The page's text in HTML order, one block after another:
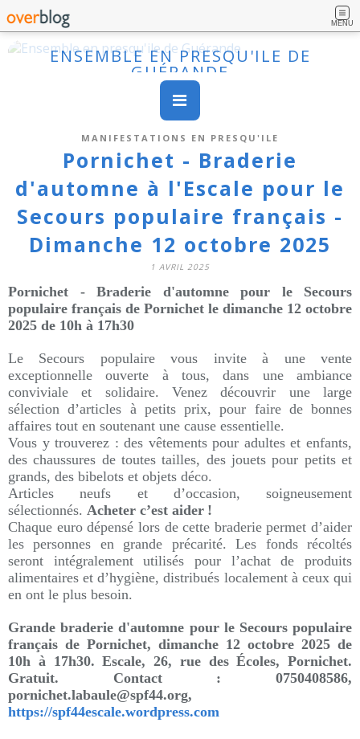
MENU
ENSEMBLE EN PRESQU'ILE DE
GUÉRANDE
MANIFESTATIONS EN PRESQU'ILE
Pornichet - Braderie
d'automne à l'Escale pour le
Secours populaire français -
Dimanche 12 octobre 2025
1 AVRIL 2025
Pornichet - Braderie d'automne pour le Secours
populaire français de Pornichet le dimanche 12 octobre
2025 de 10h à 17h30
Le Secours populaire vous invite à une vente
exceptionnelle ouverte à tous, dans une ambiance
conviviale et solidaire. Venez découvrir une large
sélection d’articles à petits prix, pour faire de bonnes
affaires tout en soutenant une cause essentielle.
Vous y trouverez : des vêtements pour adultes et enfants,
des chaussures de toutes tailles, des jouets pour petits et
grands, des bibelots et objets déco.
Articles neufs et d’occasion, soigneusement
sélectionnés. Acheter c’est aider !
Chaque euro dépensé lors de cette braderie permet d’aider
les personnes en grande précarité. Les fonds récoltés
seront intégralement utilisés pour l’achat de produits
alimentaires et d’hygiène, distribués localement à ceux qui
en ont le plus besoin.
Grande braderie d'automne pour le Secours populaire
français de Pornichet, dimanche 12 octobre 2025 de
10h à 17h30. Escale, 26, rue des Écoles, Pornichet.
Gratuit. Contact : 0750408586,
pornichet.labaule@spf44.org,
https://spf44escale.wordpress.com